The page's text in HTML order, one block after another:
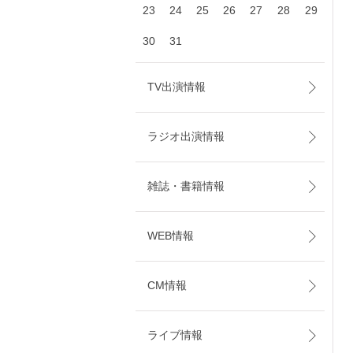
23 24 25 26 27 28 29
30 31
TV出演情報
ラジオ出演情報
雑誌・書籍情報
WEB情報
CM情報
ライブ情報